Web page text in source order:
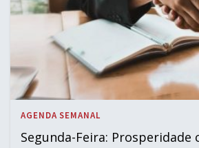
AGENDA SEMANAL
Segunda-Feira: Prosperidade